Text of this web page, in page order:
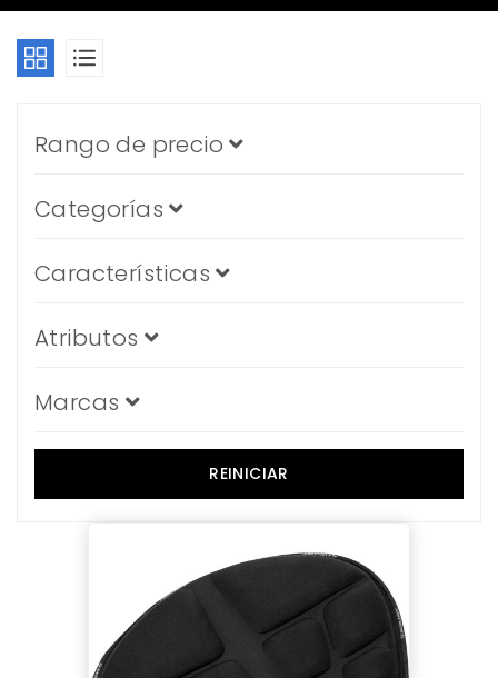
Rango de precio
Categorías
Características
Atributos
Marcas
REINICIAR